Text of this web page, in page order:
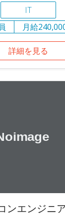
IT
月給
詳細を見る
ンエンジニ